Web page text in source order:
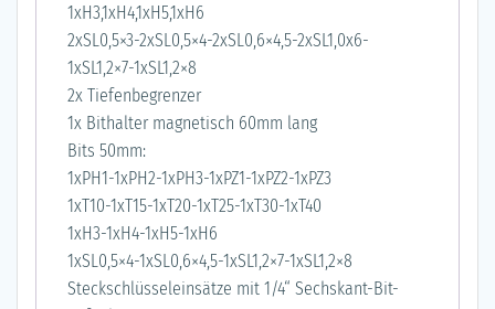
1xH3,1xH4,1xH5,1xH6
2xSL0,5×3-2xSL0,5×4-2xSL0,6×4,5-2xSL1,0x6-
1xSL1,2×7-1xSL1,2×8
2x Tiefenbegrenzer
1x Bithalter magnetisch 60mm lang
Bits 50mm:
1xPH1-1xPH2-1xPH3-1xPZ1-1xPZ2-1xPZ3
1xT10-1xT15-1xT20-1xT25-1xT30-1xT40
1xH3-1xH4-1xH5-1xH6
1xSL0,5×4-1xSL0,6×4,5-1xSL1,2×7-1xSL1,2×8
Steckschlüsseleinsätze mit 1/4“ Sechskant-Bit-